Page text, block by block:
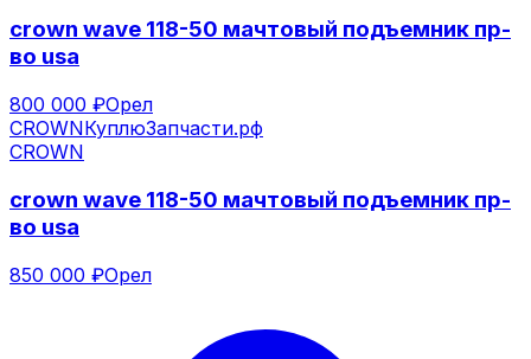
crown wave 118-50 мачтовый подъемник пр-
во usa
800 000 ₽Орел
CROWNКуплюЗапчасти.рф
CROWN
crown wave 118-50 мачтовый подъемник пр-
во usa
850 000 ₽Орел